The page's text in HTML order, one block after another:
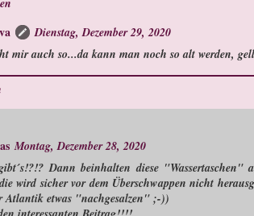
Dienstag, Dezember 29, 2020
mir auch so...da kann man noch so alt werden,
Montag, Dezember 28, 2020
Dann beinhalten diese
wird sicher vor dem Überschwappen nicht
Atlantik etwas "nachgesalzen" ;-))